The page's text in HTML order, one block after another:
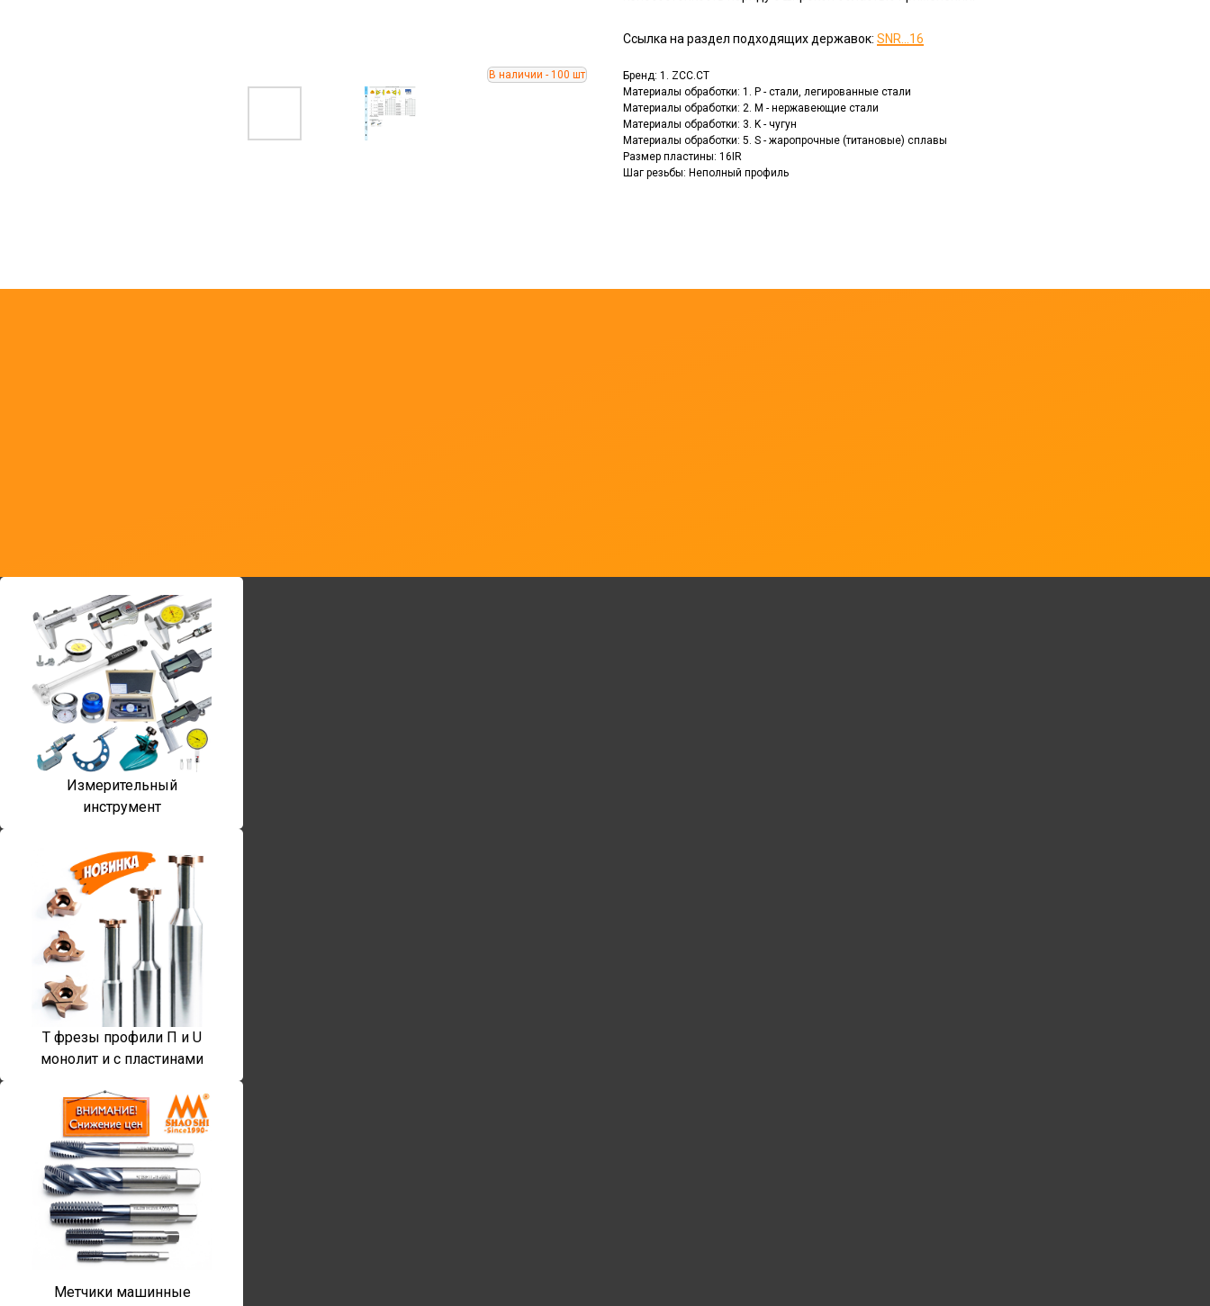
Ссылка на раздел подходящих державок: SNR...16
Бренд: 1. ZCC.CT
Материалы обработки: 1. P - стали, легированные стали
Материалы обработки: 2. M - нержавеющие стали
Материалы обработки: 3. K - чугун
Материалы обработки: 5. S - жаропрочные (титановые) сплавы
Размер пластины: 16IR
Шаг резьбы: Неполный профиль
Измерительный
инструмент
T фрезы профили П и U
монолит и с пластинами
Метчики машинные